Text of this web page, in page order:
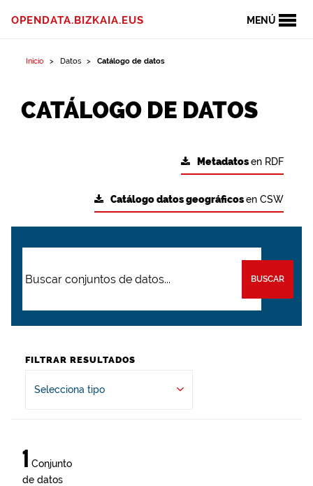
MENÚ
OPENDATA.BIZKAIA.EUS
Inicio Datos Catálogo de datos
CATÁLOGO DE DATOS
Metadatosen RDF
Catálogo datos geográficosen CSW
BUSCAR
FILTRAR RESULTADOS
Selecciona tipo
1 Conjunto
de datos